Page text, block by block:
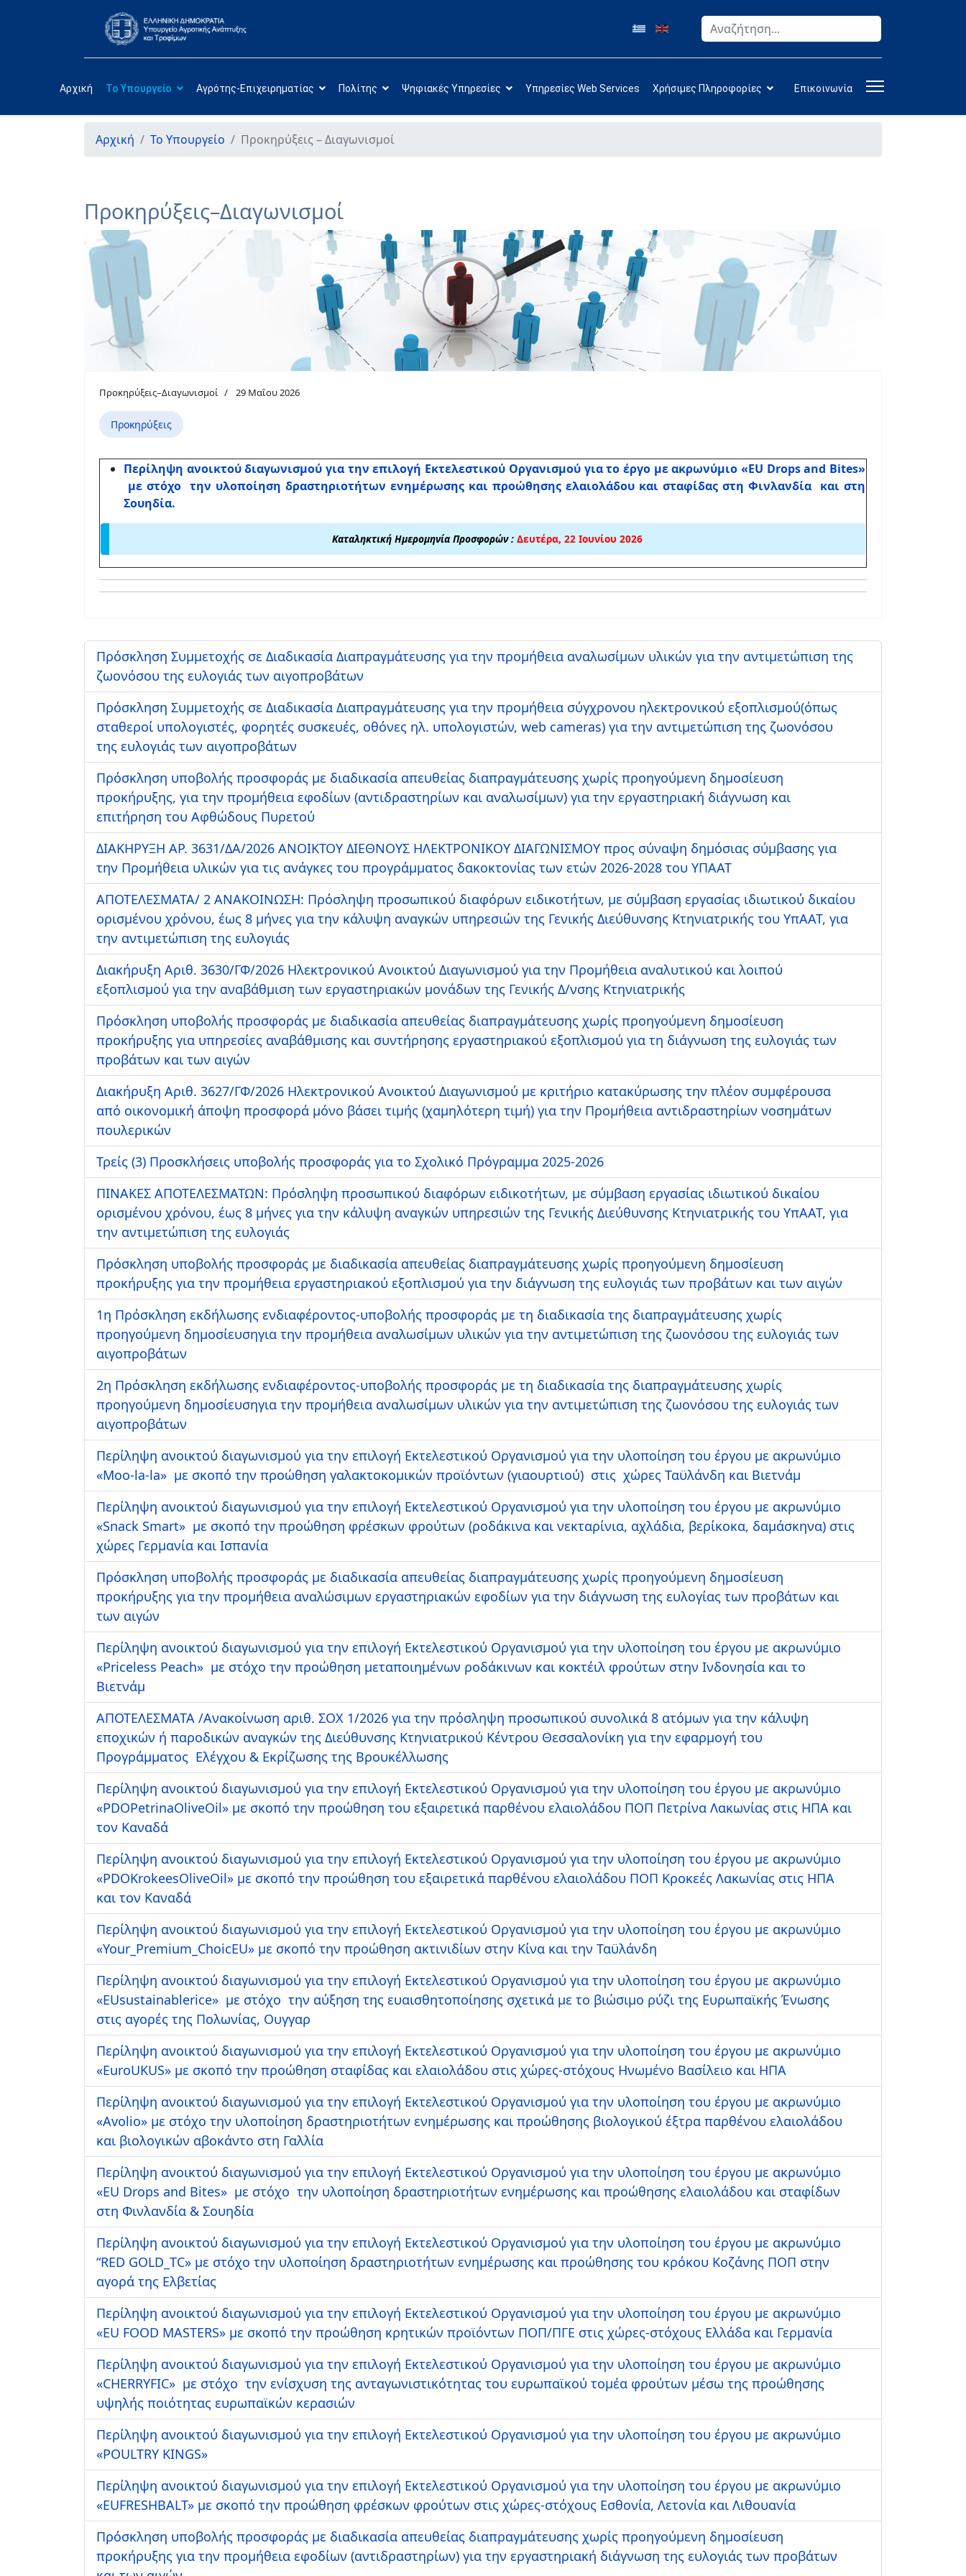
Αναζήτηση
Αρχική Το Υπουργείο Αγρότης-Επιχειρηματίας Πολίτης Ψηφιακές Υπηρεσίες Υπηρεσίες Web Services Χρήσιμες Πληροφορίες Επικοινωνία
Αρχική Το Υπουργείο Προκηρύξεις – Διαγωνισμοί
Προκηρύξεις–Διαγωνισμοί
Προκηρύξεις–Διαγωνισμοί 29 Μαΐου 2026
Προκηρύξεις
Περίληψη ανοικτού διαγωνισμού για την επιλογή Εκτελεστικού Οργανισμού για το έργο με ακρωνύμιο «EU Drops and Bites»
με στόχο την υλοποίηση δραστηριοτήτων ενημέρωσης και προώθησης ελαιολάδου και σταφίδας στη Φινλανδία και στη
Σουηδία.
Καταληκτική Ημερομηνία Προσφορών : Δευτέρα, 22 Ιουνίου 2026
Πρόσκληση Συμμετοχής σε Διαδικασία Διαπραγμάτευσης για την προμήθεια αναλωσίμων υλικών για την αντιμετώπιση της
ζωονόσου της ευλογιάς των αιγοπροβάτων
Πρόσκληση Συμμετοχής σε Διαδικασία Διαπραγμάτευσης για την προμήθεια σύγχρονου ηλεκτρονικού εξοπλισμού(όπως
σταθεροί υπολογιστές, φορητές συσκευές, οθόνες ηλ. υπολογιστών, web cameras) για την αντιμετώπιση της ζωονόσου
της ευλογιάς των αιγοπροβάτων
Πρόσκληση υποβολής προσφοράς με διαδικασία απευθείας διαπραγμάτευσης χωρίς προηγούμενη δημοσίευση
προκήρυξης, για την προμήθεια εφοδίων (αντιδραστηρίων και αναλωσίμων) για την εργαστηριακή διάγνωση και
επιτήρηση του Αφθώδους Πυρετού
ΔΙΑΚΗΡΥΞΗ ΑΡ. 3631/ΔΑ/2026 ΑΝΟΙΚΤΟΥ ΔΙΕΘΝΟΥΣ ΗΛΕΚΤΡΟΝΙΚΟΥ ΔΙΑΓΩΝΙΣΜΟΥ προς σύναψη δημόσιας σύμβασης για
την Προμήθεια υλικών για τις ανάγκες του προγράμματος δακοκτονίας των ετών 2026-2028 του ΥΠΑΑΤ
ΑΠΟΤΕΛΕΣΜΑΤΑ/ 2 ΑΝΑΚΟΙΝΩΣΗ: Πρόσληψη προσωπικού διαφόρων ειδικοτήτων, με σύμβαση εργασίας ιδιωτικού δικαίου
ορισμένου χρόνου, έως 8 μήνες για την κάλυψη αναγκών υπηρεσιών της Γενικής Διεύθυνσης Κτηνιατρικής του ΥπΑΑΤ, για
την αντιμετώπιση της ευλογιάς
Διακήρυξη Αριθ. 3630/ΓΦ/2026 Ηλεκτρονικού Ανοικτού Διαγωνισμού για την Προμήθεια αναλυτικού και λοιπού
εξοπλισμού για την αναβάθμιση των εργαστηριακών μονάδων της Γενικής Δ/νσης Κτηνιατρικής
Πρόσκληση υποβολής προσφοράς με διαδικασία απευθείας διαπραγμάτευσης χωρίς προηγούμενη δημοσίευση
προκήρυξης για υπηρεσίες αναβάθμισης και συντήρησης εργαστηριακού εξοπλισμού για τη διάγνωση της ευλογιάς των
προβάτων και των αιγών
Διακήρυξη Αριθ. 3627/ΓΦ/2026 Ηλεκτρονικού Ανοικτού Διαγωνισμού με κριτήριο κατακύρωσης την πλέον συμφέρουσα
από οικονομική άποψη προσφορά μόνο βάσει τιμής (χαμηλότερη τιμή) για την Προμήθεια αντιδραστηρίων νοσημάτων
πουλερικών
Τρείς (3) Προσκλήσεις υποβολής προσφοράς για το Σχολικό Πρόγραμμα 2025-2026
ΠΙΝΑΚΕΣ ΑΠΟΤΕΛΕΣΜΑΤΩΝ: Πρόσληψη προσωπικού διαφόρων ειδικοτήτων, με σύμβαση εργασίας ιδιωτικού δικαίου
ορισμένου χρόνου, έως 8 μήνες για την κάλυψη αναγκών υπηρεσιών της Γενικής Διεύθυνσης Κτηνιατρικής του ΥπΑΑΤ, για
την αντιμετώπιση της ευλογιάς
Πρόσκληση υποβολής προσφοράς με διαδικασία απευθείας διαπραγμάτευσης χωρίς προηγούμενη δημοσίευση
προκήρυξης για την προμήθεια εργαστηριακού εξοπλισμού για την διάγνωση της ευλογιάς των προβάτων και των αιγών
1η Πρόσκληση εκδήλωσης ενδιαφέροντος-υποβολής προσφοράς με τη διαδικασία της διαπραγμάτευσης χωρίς
προηγούμενη δημοσίευσηγια την προμήθεια αναλωσίμων υλικών για την αντιμετώπιση της ζωονόσου της ευλογιάς των
αιγοπροβάτων
2η Πρόσκληση εκδήλωσης ενδιαφέροντος-υποβολής προσφοράς με τη διαδικασία της διαπραγμάτευσης χωρίς
προηγούμενη δημοσίευσηγια την προμήθεια αναλωσίμων υλικών για την αντιμετώπιση της ζωονόσου της ευλογιάς των
αιγοπροβάτων
Περίληψη ανοικτού διαγωνισμού για την επιλογή Εκτελεστικού Οργανισμού για την υλοποίηση του έργου με ακρωνύμιο
«Μoo-la-la» με σκοπό την προώθηση γαλακτοκομικών προϊόντων (γιαουρτιού) στις χώρες Ταϋλάνδη και Βιετνάμ
Περίληψη ανοικτού διαγωνισμού για την επιλογή Εκτελεστικού Οργανισμού για την υλοποίηση του έργου με ακρωνύμιο
«Snack Smart» με σκοπό την προώθηση φρέσκων φρούτων (ροδάκινα και νεκταρίνια, αχλάδια, βερίκοκα, δαμάσκηνα) στις
χώρες Γερμανία και Ισπανία
Πρόσκληση υποβολής προσφοράς με διαδικασία απευθείας διαπραγμάτευσης χωρίς προηγούμενη δημοσίευση
προκήρυξης για την προμήθεια αναλώσιμων εργαστηριακών εφοδίων για την διάγνωση της ευλογίας των προβάτων και
των αιγών
Περίληψη ανοικτού διαγωνισμού για την επιλογή Εκτελεστικού Οργανισμού για την υλοποίηση του έργου με ακρωνύμιο
«Priceless Peach» με στόχο την προώθηση μεταποιημένων ροδάκινων και κοκτέιλ φρούτων στην Ινδονησία και το
Βιετνάμ
ΑΠΟΤΕΛΕΣΜΑΤΑ /Ανακοίνωση αριθ. ΣΟΧ 1/2026 για την πρόσληψη προσωπικού συνολικά 8 ατόμων για την κάλυψη
εποχικών ή παροδικών αναγκών της Διεύθυνσης Κτηνιατρικού Κέντρου Θεσσαλονίκη για την εφαρμογή του
Προγράμματος Ελέγχου & Εκρίζωσης της Βρουκέλλωσης
Περίληψη ανοικτού διαγωνισμού για την επιλογή Εκτελεστικού Οργανισμού για την υλοποίηση του έργου με ακρωνύμιο
«PDOPetrinaOliveOil» με σκοπό την προώθηση του εξαιρετικά παρθένου ελαιολάδου ΠΟΠ Πετρίνα Λακωνίας στις ΗΠΑ και
τον Καναδά
Περίληψη ανοικτού διαγωνισμού για την επιλογή Εκτελεστικού Οργανισμού για την υλοποίηση του έργου με ακρωνύμιο
«PDOKrokeesOliveOil» με σκοπό την προώθηση του εξαιρετικά παρθένου ελαιολάδου ΠΟΠ Κροκεές Λακωνίας στις ΗΠΑ
και τον Καναδά
Περίληψη ανοικτού διαγωνισμού για την επιλογή Εκτελεστικού Οργανισμού για την υλοποίηση του έργου με ακρωνύμιο
«Your_Premium_ChoicEU» με σκοπό την προώθηση ακτινιδίων στην Κίνα και την Ταϋλάνδη
Περίληψη ανοικτού διαγωνισμού για την επιλογή Εκτελεστικού Οργανισμού για την υλοποίηση του έργου με ακρωνύμιο
«EUsustainablerice» με στόχο την αύξηση της ευαισθητοποίησης σχετικά με το βιώσιμο ρύζι της Ευρωπαϊκής Ένωσης
στις αγορές της Πολωνίας, Ουγγαρ
Περίληψη ανοικτού διαγωνισμού για την επιλογή Εκτελεστικού Οργανισμού για την υλοποίηση του έργου με ακρωνύμιο
«ΕuroUKUS» με σκοπό την προώθηση σταφίδας και ελαιολάδου στις χώρες-στόχους Ηνωμένο Βασίλειο και ΗΠΑ
Περίληψη ανοικτού διαγωνισμού για την επιλογή Εκτελεστικού Οργανισμού για την υλοποίηση του έργου με ακρωνύμιο
«Avolio» με στόχο την υλοποίηση δραστηριοτήτων ενημέρωσης και προώθησης βιολογικού έξτρα παρθένου ελαιολάδου
και βιολογικών αβοκάντο στη Γαλλία
Περίληψη ανοικτού διαγωνισμού για την επιλογή Εκτελεστικού Οργανισμού για την υλοποίηση του έργου με ακρωνύμιο
«EU Drops and Bites» με στόχο την υλοποίηση δραστηριοτήτων ενημέρωσης και προώθησης ελαιολάδου και σταφίδων
στη Φινλανδία & Σουηδία
Περίληψη ανοικτού διαγωνισμού για την επιλογή Εκτελεστικού Οργανισμού για την υλοποίηση του έργου με ακρωνύμιο
“RED GOLD_TC» με στόχο την υλοποίηση δραστηριοτήτων ενημέρωσης και προώθησης του κρόκου Κοζάνης ΠΟΠ στην
αγορά της Ελβετίας
Περίληψη ανοικτού διαγωνισμού για την επιλογή Εκτελεστικού Οργανισμού για την υλοποίηση του έργου με ακρωνύμιο
«EU FOOD MASTERS» με σκοπό την προώθηση κρητικών προϊόντων ΠΟΠ/ΠΓΕ στις χώρες-στόχους Ελλάδα και Γερμανία
Περίληψη ανοικτού διαγωνισμού για την επιλογή Εκτελεστικού Οργανισμού για την υλοποίηση του έργου με ακρωνύμιο
«CHERRYFIC» με στόχο την ενίσχυση της ανταγωνιστικότητας του ευρωπαϊκού τομέα φρούτων μέσω της προώθησης
υψηλής ποιότητας ευρωπαϊκών κερασιών
Περίληψη ανοικτού διαγωνισμού για την επιλογή Εκτελεστικού Οργανισμού για την υλοποίηση του έργου με ακρωνύμιο
«POULTRY KINGS»
Περίληψη ανοικτού διαγωνισμού για την επιλογή Εκτελεστικού Οργανισμού για την υλοποίηση του έργου με ακρωνύμιο
«EUFRESHBALT» με σκοπό την προώθηση φρέσκων φρούτων στις χώρες-στόχους Εσθονία, Λετονία και Λιθουανία
Πρόσκληση υποβολής προσφοράς με διαδικασία απευθείας διαπραγμάτευσης χωρίς προηγούμενη δημοσίευση
προκήρυξης για την προμήθεια εφοδίων (αντιδραστηρίων) για την εργαστηριακή διάγνωση της ευλογιάς των προβάτων